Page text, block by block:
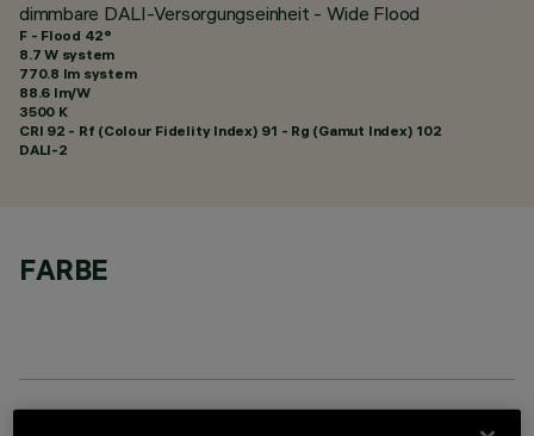
dimmbare DALI-Versorgungseinheit - Wide Flood
F - Flood 42°
8.7 W system
770.8 lm system
88.6 lm/W
3500 K
CRI 92 - Rf (Colour Fidelity Index) 91 - Rg (Gamut Index) 102
DALI-2
FARBE